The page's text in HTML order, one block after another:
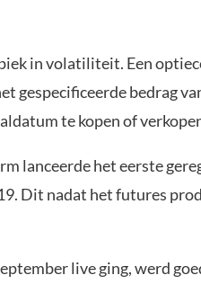
in volatiliteit. Een
gespecificeerde bedrag
te kopen of
lanceerde het eerste
Dit nadat het futures
live ging, werd